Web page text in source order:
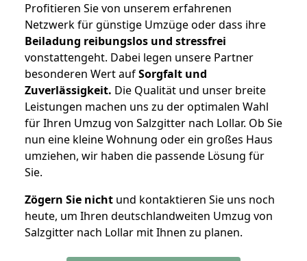
Profitieren Sie von unserem erfahrenen
Netzwerk für günstige Umzüge oder dass ihre
Beiladung reibungslos und stressfrei
vonstattengeht. Dabei legen unsere Partner
besonderen Wert aufSorgfalt und
Zuverlässigkeit. Die Qualität und unser breite
Leistungen machen uns zu der optimalen Wahl
für Ihren Umzug von Salzgitter nach Lollar. Ob Sie
nun eine kleine Wohnung oder ein großes Haus
umziehen, wir haben die passende Lösung für
Sie.
Zögern Sie nicht und kontaktieren Sie uns noch
heute, um Ihren deutschlandweiten Umzug von
Salzgitter nach Lollar mit Ihnen zu planen.